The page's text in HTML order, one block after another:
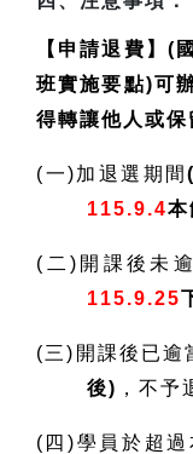
【申請退費】(
班實施要點)可
得轉讓他人或保
(一)加退選期間(
115.9.4本
(二)開課後未
115.9.25
(三)開課後已逾
後) ，不予
(四)學員於超